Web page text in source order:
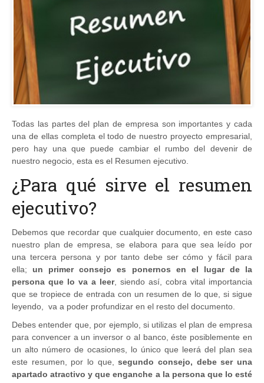
Todas las partes del plan de empresa son importantes y cada
una de ellas completa el todo de nuestro proyecto empresarial,
pero hay una que puede cambiar el rumbo del devenir de
nuestro negocio, esta es el Resumen ejecutivo.
¿Para qué sirve el resumen
ejecutivo?
Debemos que recordar que cualquier documento, en este caso
nuestro plan de empresa, se elabora para que sea leído por
una tercera persona y por tanto debe ser cómo y fácil para
ella; un primer consejo es ponernos en el lugar de la
persona que lo va a leer, siendo así, cobra vital importancia
que se tropiece de entrada con un resumen de lo que, si sigue
leyendo, va a poder profundizar en el resto del documento.
Debes entender que, por ejemplo, si utilizas el plan de empresa
para convencer a un inversor o al banco, éste posiblemente en
un alto número de ocasiones, lo único que leerá del plan sea
este resumen, por lo que,segundo consejo, debe ser una
apartado atractivo y que enganche a la persona que lo esté